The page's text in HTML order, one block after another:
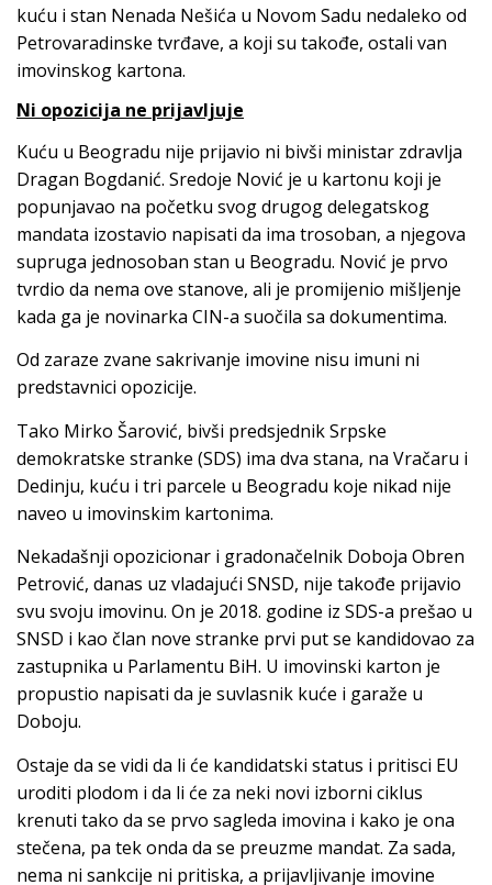
kuću i stan Nenada Nešića u Novom Sadu nedaleko od
Petrovaradinske tvrđave, a koji su takođe, ostali van
imovinskog kartona.
Ni opozicija ne prijavljuje
Kuću u Beogradu nije prijavio ni bivši ministar zdravlja
Dragan Bogdanić. Sredoje Nović je u kartonu koji je
popunjavao na početku svog drugog delegatskog
mandata izostavio napisati da ima trosoban, a njegova
supruga jednosoban stan u Beogradu. Nović je prvo
tvrdio da nema ove stanove, ali je promijenio mišljenje
kada ga je novinarka CIN-a suočila sa dokumentima.
Od zaraze zvane sakrivanje imovine nisu imuni ni
predstavnici opozicije.
Tako Mirko Šarović, bivši predsjednik Srpske
demokratske stranke (SDS) ima dva stana, na Vračaru i
Dedinju, kuću i tri parcele u Beogradu koje nikad nije
naveo u imovinskim kartonima.
Nekadašnji opozicionar i gradonačelnik Doboja Obren
Petrović, danas uz vladajući SNSD, nije takođe prijavio
svu svoju imovinu. On je 2018. godine iz SDS-a prešao u
SNSD i kao član nove stranke prvi put se kandidovao za
zastupnika u Parlamentu BiH. U imovinski karton je
propustio napisati da je suvlasnik kuće i garaže u
Doboju.
Ostaje da se vidi da li će kandidatski status i pritisci EU
uroditi plodom i da li će za neki novi izborni ciklus
krenuti tako da se prvo sagleda imovina i kako je ona
stečena, pa tek onda da se preuzme mandat. Za sada,
nema ni sankcije ni pritiska, a prijavljivanje imovine